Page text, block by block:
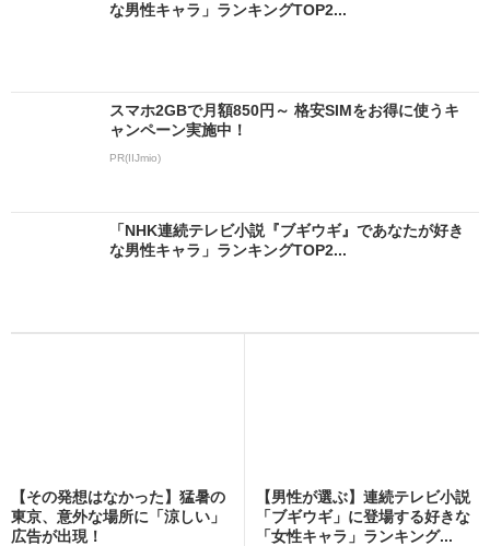
な男性キャラ」ランキングTOP2...
スマホ2GBで月額850円～ 格安SIMをお得に使うキ
ャンペーン実施中！
PR(IIJmio)
「NHK連続テレビ小説『ブギウギ』であなたが好き
な男性キャラ」ランキングTOP2...
【その発想はなかった】猛暑の
東京、意外な場所に「涼しい」
広告が出現！
【男性が選ぶ】連続テレビ小説
「ブギウギ」に登場する好きな
「女性キャラ」ランキング...